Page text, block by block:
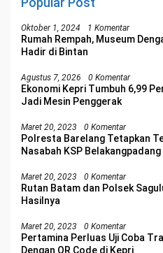
Oktober 1, 2024 1 Komentar
Rumah Rempah, Museum
Hadir di Bintan
Agustus 7, 2026 0 Komentar
Ekonomi Kepri Tumbuh 6,99
Jadi Mesin Penggerak
Maret 20, 2023 0 Komentar
Polresta Barelang Tetapkan
Nasabah KSP Belakangpadang
Maret 20, 2023 0 Komentar
Rutan Batam dan Polsek
Hasilnya
Maret 20, 2023 0 Komentar
Pertamina Perluas Uji Coba
Dengan QR Code di Kepri